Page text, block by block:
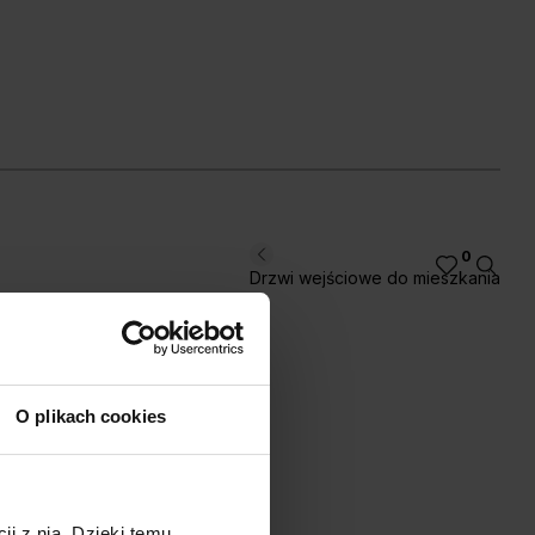
O plikach cookies
Drzwi wejściowe do mieszkania
0